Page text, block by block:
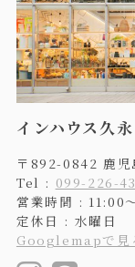
インハウス久
〒892-0842 鹿児
Tel : 099-226-
営業時間 : 11:00
定休日 : 水曜日
Googlemapで見